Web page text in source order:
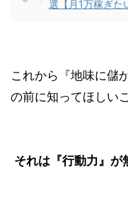
選【月1万稼ぎた
これから『地味に儲
の前に知ってほしい
それは『行動力』が